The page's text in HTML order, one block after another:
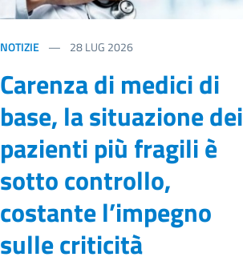
NOTIZIE 28 LUG 2026
Carenza di medici di
base, la situazione dei
pazienti più fragili è
sotto controllo,
costante l’impegno
sulle criticità